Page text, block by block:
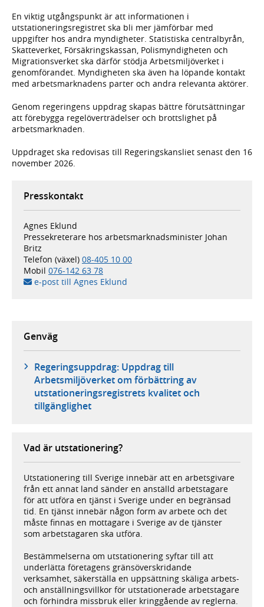
En viktig utgångspunkt är att informationen i
utstationeringsregistret ska bli mer jämförbar med
uppgifter hos andra myndigheter. Statistiska centralbyrån,
Skatteverket, Försäkringskassan, Polismyndigheten och
Migrationsverket ska därför stödja Arbetsmiljöverket i
genomförandet. Myndigheten ska även ha löpande kontakt
med arbetsmarknadens parter och andra relevanta aktörer.
Genom regeringens uppdrag skapas bättre förutsättningar
att förebygga regelöverträdelser och brottslighet på
arbetsmarknaden.
Uppdraget ska redovisas till Regeringskansliet senast den 16
november 2026.
Presskontakt
Agnes Eklund
Pressekreterare hos arbetsmarknadsminister Johan
Britz
Telefon (växel) 08-405 10 00
Mobil 076-142 63 78
e-post till Agnes Eklund
Genväg
Regeringsuppdrag: Uppdrag till
Arbetsmiljöverket om förbättring av
utstationeringsregistrets kvalitet och
tillgänglighet
Vad är utstationering?
Utstationering till Sverige innebär att en arbetsgivare
från ett annat land sänder en anställd arbetstagare
för att utföra en tjänst i Sverige under en begränsad
tid. En tjänst innebär någon form av arbete och det
måste finnas en mottagare i Sverige av de tjänster
som arbetstagaren ska utföra.
Bestämmelserna om utstationering syftar till att
underlätta företagens gränsöverskridande
verksamhet, säkerställa en uppsättning skäliga arbets-
och anställningsvillkor för utstationerade arbetstagare
och förhindra missbruk eller kringgående av reglerna.